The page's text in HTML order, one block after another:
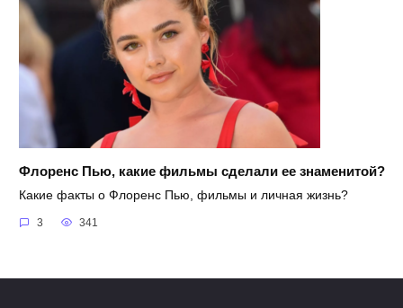
Флоренс Пью, какие фильмы сделали ее знаменитой?
Какие факты о Флоренс Пью, фильмы и личная жизнь?
3 341